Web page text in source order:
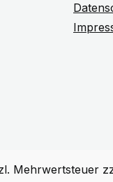
Mehrwertsteuer